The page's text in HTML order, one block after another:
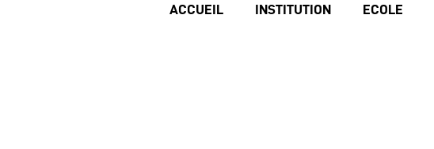
ACCUEIL INSTITUTION ECOLE